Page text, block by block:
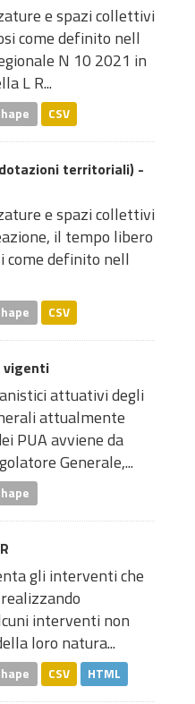
e spazi collettivi
come definito nell
N 10 2021 in
L R...
CSV
territoriali) -
e spazi collettivi
il tempo libero
come definito nell
CSV
vigenti
attuativi degli
attualmente
PUA avviene da
Generale,...
gli interventi che
interventi non
loro natura...
CSV HTML